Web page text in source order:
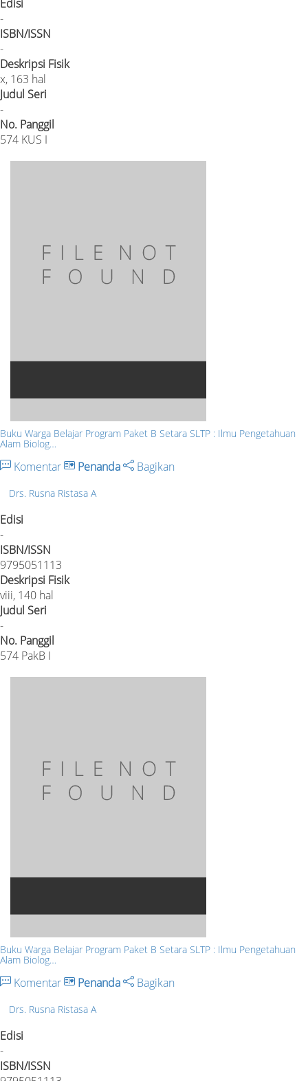
Edisi
-
ISBN/ISSN
-
Deskripsi Fisik
x, 163 hal
Judul Seri
-
No. Panggil
574 KUS I
Buku Warga Belajar Program Paket B Setara SLTP : Ilmu Pengetahuan
Alam Biolog…
Komentar Penanda Bagikan
Drs. Rusna Ristasa A
Edisi
-
ISBN/ISSN
9795051113
Deskripsi Fisik
viii, 140 hal
Judul Seri
-
No. Panggil
574 PakB I
Buku Warga Belajar Program Paket B Setara SLTP : Ilmu Pengetahuan
Alam Biolog…
Komentar Penanda Bagikan
Drs. Rusna Ristasa A
Edisi
-
ISBN/ISSN